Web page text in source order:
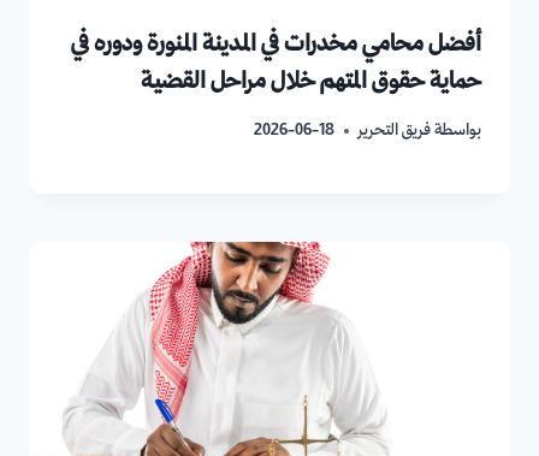
أفضل محامي مخدرات في المدينة المنورة ودوره في
حماية حقوق المتهم خلال مراحل القضية
بواسطةفريق التحرير 2026-06-18